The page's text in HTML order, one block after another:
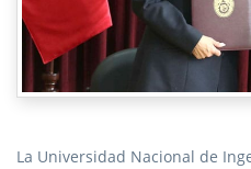
La Universidad Nacional de